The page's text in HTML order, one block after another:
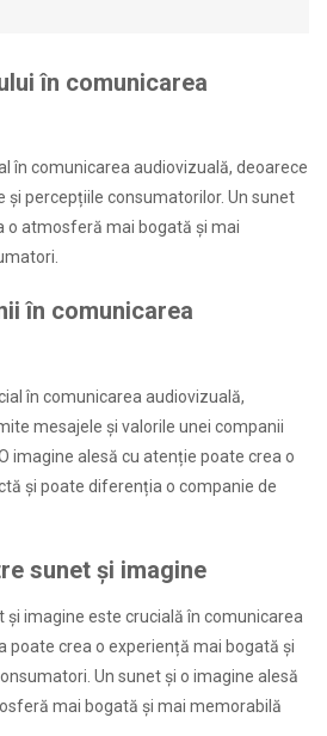
în comunicarea
în comunicarea audiovizuală, deoarece
percepțiile consumatorilor. Un sunet
o atmosferă mai bogată și mai
în comunicarea
în comunicarea audiovizuală,
mesajele și valorile unei companii
imagine alesă cu atenție poate crea o
și poate diferenția o companie de
sunet și imagine
și imagine este crucială în comunicarea
poate crea o experiență mai bogată și
Un sunet și o imagine alesă
mai bogată și mai memorabilă